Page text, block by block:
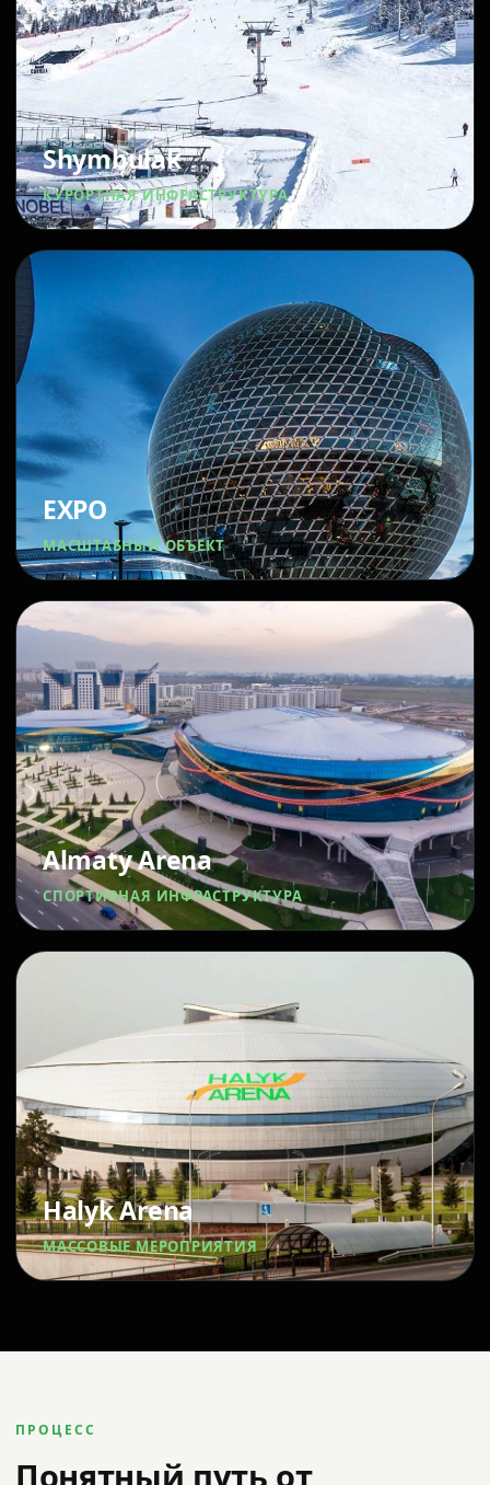
Shymbulak
КУРОРТНАЯ ИНФРАСТРУКТУРА
EXPO
МАСШТАБНЫЙ ОБЪЕКТ
Almaty Arena
СПОРТИВНАЯ ИНФРАСТРУКТУРА
Halyk Arena
МАССОВЫЕ МЕРОПРИЯТИЯ
ПРОЦЕСС
Понятный путь от